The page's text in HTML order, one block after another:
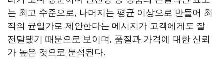
는 최고 수준으로, 나머지는 평균 이상으로 만들어 최
적의 균일가로 제안한다는 메시지가 고객에게도 잘
전달됐기 때문으로 보이며, 품질과 가격에 대한 신뢰
가 높은 것으로 분석된다.